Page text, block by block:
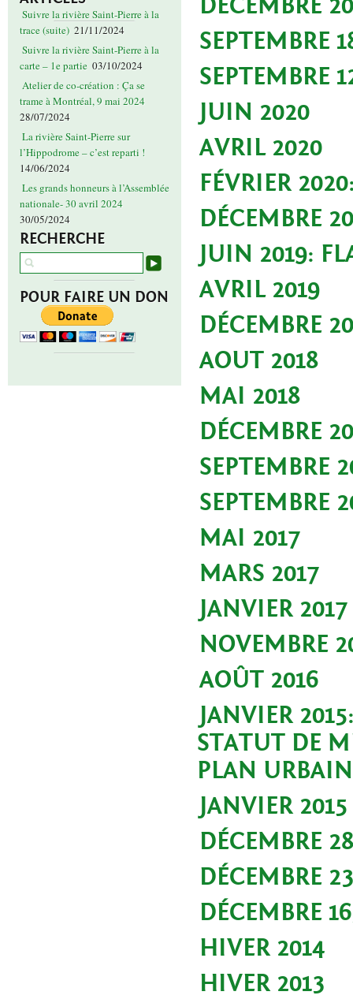
Suivre la rivière Saint-Pierre à la
trace (suite) 21/11/2024
Suivre la rivière Saint-Pierre à la
carte – 1e partie 03/10/2024
Atelier de co-création : Ça se
trame à Montréal, 9 mai 2024
28/07/2024
La rivière Saint-Pierre sur
l’Hippodrome – c’est reparti !
14/06/2024
Les grands honneurs à l’Assemblée
nationale- 30 avril 2024
30/05/2024
RECHERCHE
POUR FAIRE UN DON
SEPTEMBRE
SEPTEMBRE
JUIN 2020
AVRIL 2020
FÉVRIER
DÉCEMBRE
JUIN 2019:
AVRIL 2019
DÉCEMBRE
AOUT 2018
MAI 2018
DÉCEMBRE
SEPTEMBRE
SEPTEMBRE
MAI 2017
MARS 2017
JANVIER 2017
NOVEMBRE
AOÛT 2016
JANVIER
STATUT DE
PLAN URBAIN
JANVIER 2015
DÉCEMBRE
DÉCEMBRE
DÉCEMBRE
HIVER 2014
HIVER 2013